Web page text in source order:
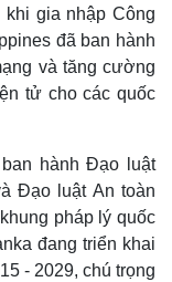
gia nhập Công
đã ban hành
và tăng cường
tử cho các quốc
hành Đạo luật
Đạo luật An toàn
pháp lý quốc
đang triển khai
- 2029, chú trọng